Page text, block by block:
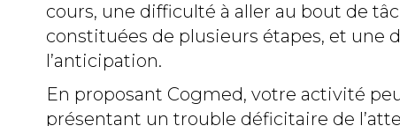
cours, une difficulté à aller au bout de
constituées de plusieurs étapes, et une
l’anticipation.
En proposant Cogmed, votre activité
présentant un trouble déficitaire de